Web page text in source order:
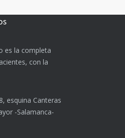
es la completa
con la
esquina Canteras
-Salamanca-